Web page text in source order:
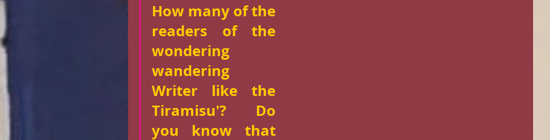
How many of the
readers of the
wondering
wandering
Writer like the
Tiramisu'? Do
you know that